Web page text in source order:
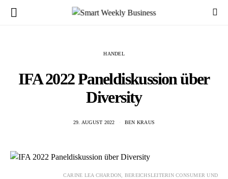
HANDEL
IFA 2022 Paneldiskussion über
Diversity
29. AUGUST 2022 BEN KRAUS
CARINE LEA CHARDON, BEREICHSLEITERIN CONSUMER UND